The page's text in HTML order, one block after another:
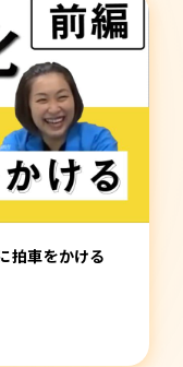
拍車をかける